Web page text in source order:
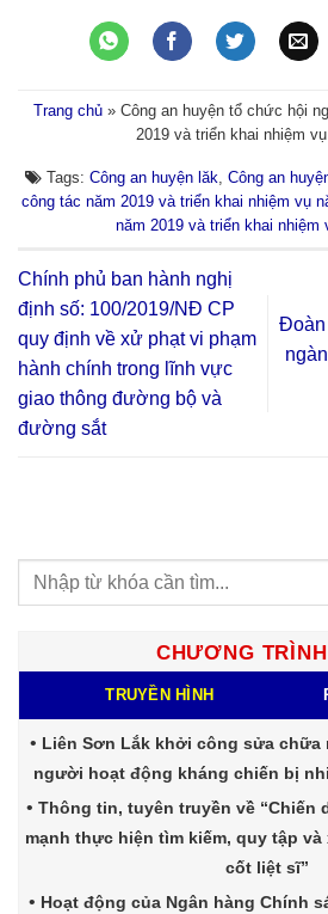
Trang chủ » Công an huyện tổ chức hội
2019 và triển khai nhiệm
Tags: Công an huyện lăk, Công an
công tác năm 2019 và triển khai nhiệm vụ
năm 2019 và triển khai nhiệm
Chính phủ ban hành nghị
định số: 100/2019/NĐ CP
quy định về xử phạt vi phạm
hành chính trong lĩnh vực
giao thông đường bộ và
đường sắt
Đoàn
CHƯƠNG
TRUYỀN HÌNH
Liên Sơn Lắk khởi công sửa chữa
người hoạt động kháng chiến bị
Thông tin, tuyên truyền về “Chiến
mạnh thực hiện tìm kiếm, quy tập
cốt liệt sĩ”
Hoạt động của Ngân hàng Chính